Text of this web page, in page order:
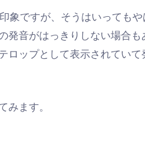
ですが、そうはいっても
音がはっきりしない場合
ップとして表示されてい
みます。